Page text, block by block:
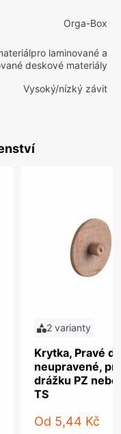
Orga-Box
laminované a
deskové materiály
Vysoký/nízký závit
2 varianty
Krytka, Pravé
neupravené,
drážku PZ
TS
Od 5,44 Kč